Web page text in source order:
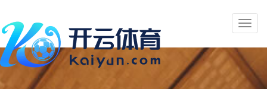
Toggle